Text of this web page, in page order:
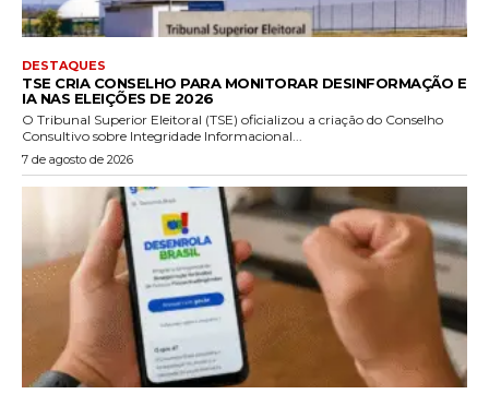
DESTAQUES
TSE CRIA CONSELHO PARA MONITORAR DESINFORMAÇÃO E
IA NAS ELEIÇÕES DE 2026
O Tribunal Superior Eleitoral (TSE) oficializou a criação do Conselho
Consultivo sobre Integridade Informacional...
7 de agosto de 2026